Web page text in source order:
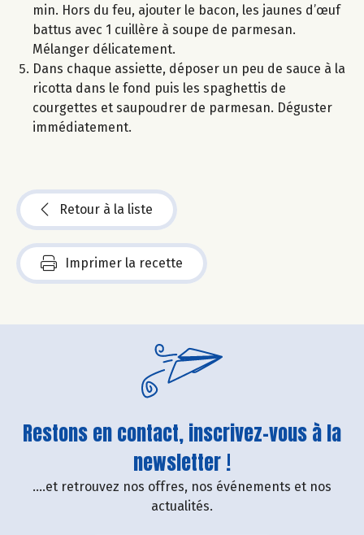
min. Hors du feu, ajouter le bacon, les jaunes d’œuf
battus avec 1 cuillère à soupe de parmesan.
Mélanger délicatement.
Dans chaque assiette, déposer un peu de sauce à la
ricotta dans le fond puis les spaghettis de
courgettes et saupoudrer de parmesan. Déguster
immédiatement.
Retour à la liste
Imprimer la recette
Restons en contact, inscrivez-vous à la
newsletter !
....et retrouvez nos offres, nos événements et nos
actualités.